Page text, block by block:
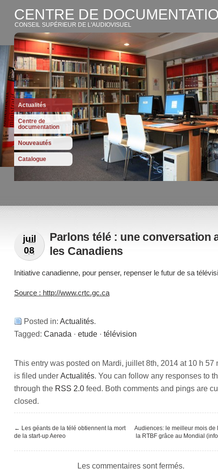
CENTRE DE
CONSEIL SUPÉRIEUR DE L'AUDIOVISUEL
Actualités
Centre de
documentation
Nouveautés
Catalogue
juil
08
Parlons télé : une conversation
les Canadiens
Initiative canadienne, pour penser, repenser le futur de sa
Source : http://www.crtc.gc.ca
Posted in: Actualités.
Tagged: Canada · etude · télévision
This entry was posted on Mardi, juillet 8th, 2014 at 10 h 57
is filed under Actualités. You can follow any responses to
through the RSS 2.0 feed. Both comments and pings are
closed.
← Les géants de la télé obtiennent la mort
de la start-up Aereo
Audiences: le meilleur mois de
la RTBF grâce au Mondial
Les commentaires sont fermés.